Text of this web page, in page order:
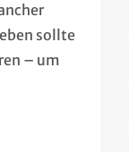
sollte
– um